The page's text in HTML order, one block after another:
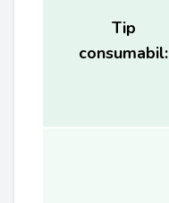
Tip
consumabil: